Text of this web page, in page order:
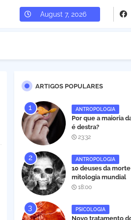
August 7, 2026
ARTIGOS POPULARES
ANTROPOLOGIA
Por que a maioria
é destra?
23:32
ANTROPOLOGIA
10 deuses da
mitologia mundial
18:00
PSICOLOGIA
Novo tratamento